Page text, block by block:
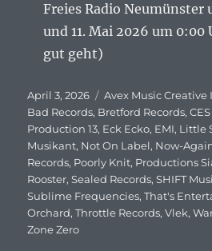
Freies Radio Neumünster
und 11. Mai 2026 um 0:00
gut geht)
Veröffentlicht
am
April 3, 2026 Schlagwörter
Avex Music Creative
Bad Records, Bretford Records,
Production 13, Eck Ecko, EMI, Little
Musikant, Not On Label, Now-
Records, Poorly Knit, Productions
Rooster,Sealed Records,SHIFT
Sublime Frequencies,That's
Orchard,Throttle Records,Vlek,
Zone Zero